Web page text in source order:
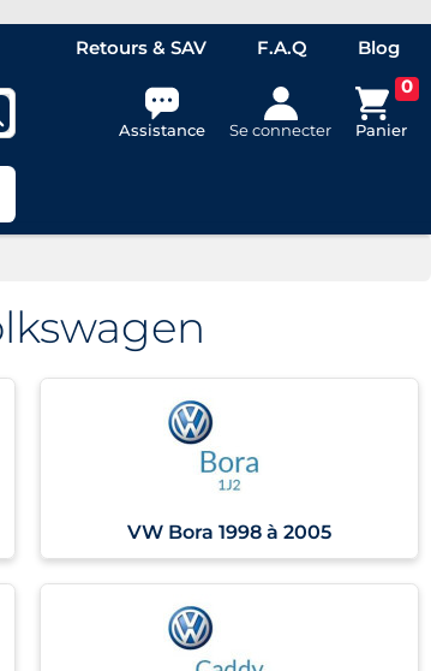
Retours & SAV F.A.Q Blog
Assistance Se connecter
0
Panier
VW Bora 1998 à 2005